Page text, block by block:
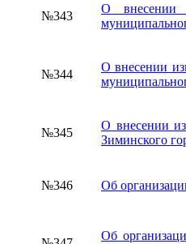
№343
О внесении
№344
О внесении
№345
О внесении
Зиминского
№346 Об
Об